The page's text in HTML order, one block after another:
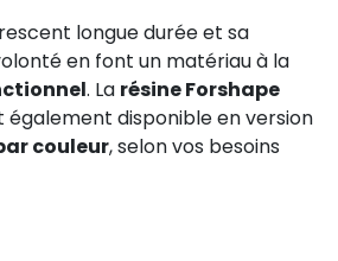
longue durée et sa
en font un matériau à la
. La résine Forshape
également disponible en version
couleur, selon vos besoins